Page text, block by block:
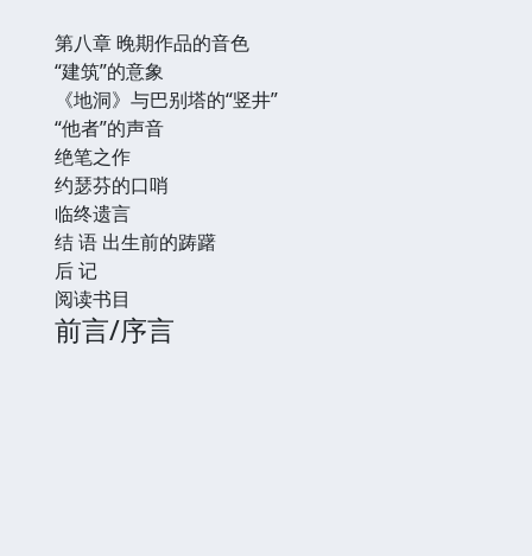
第八章 晚期作品的音色
“建筑”的意象
《地洞》与巴别塔的“竖井”
“他者”的声音
绝笔之作
约瑟芬的口哨
临终遗言
结 语 出生前的踌躇
后 记
阅读书目
前言/序言